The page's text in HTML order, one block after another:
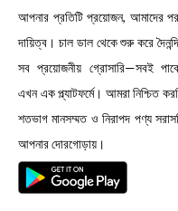
আপনার প্রতিটি প্রয়োজন, আমাদের
দায়িত্ব। চাল ডাল থেকে শুরু করে
সব প্রয়োজনীয় গ্রোসারি—সবই
এখন এক প্ল্যাটফর্মে। আমরা নিশ্চিত
শতভাগ মানসম্মত ও নিরাপদ পণ্য
আপনার দোরগোড়ায়।